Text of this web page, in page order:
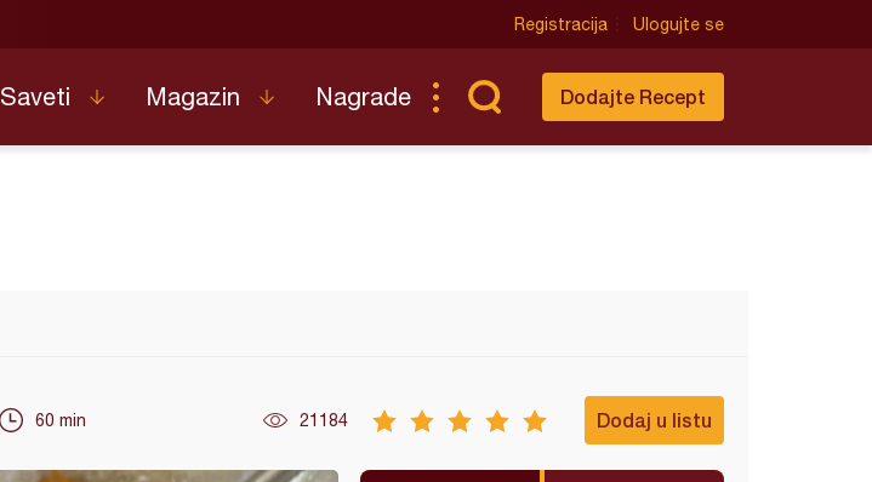
Registracija Ulogujte se
Saveti Magazin Nagrade Dodajte Recept
60 min 21184 Dodaj u listu